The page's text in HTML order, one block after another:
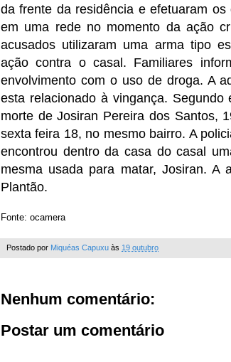
da frente da residência e efetuaram
em uma rede no momento da ação
acusados utilizaram uma arma tipo
ação contra o casal. Familiares
envolvimento com o uso de droga. A
esta relacionado à vingança.
morte de Josiran Pereira dos Santos,
sexta feira 18, no mesmo bairro. A
encontrou dentro da casa do casal
mesma usada para matar, Josiran. A
Plantão.
Fonte: ocamera
Postado por Miquéas Capuxu às 19 outubro
Nenhum comentário:
Postar um comentário